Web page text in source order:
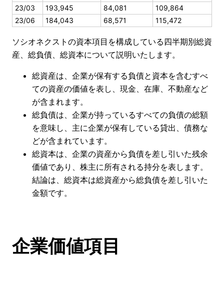
23/03
193,945 84,081
109,864
23/06
184,043 68,571 115,472
ソシオネクストの資本項目を構成している四半期別総資
産、総負債、総資本について説明いたします。
総資産は、企業が保有する負債と資本を含むすべ
ての資産の価値を表し、現金、在庫、不動産など
が含まれます。
総負債は、企業が持っているすべての負債の総額
を意味し、主に企業が保有している貸出、債務な
どが含まれています。
総資本は、企業の資産から負債を差し引いた残余
価値であり、株主に所有される持分を表します。
結論は、総資本は総資産から総負債を差し引いた
金額です。
企業価値項目